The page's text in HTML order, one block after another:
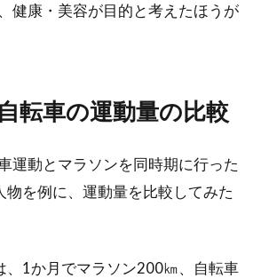
いくらお気に入りの自転車でも、メンテナンス
を怠ったり、軽い不具合を修理せずに放置した
取り付け・交換できる？
健康・美容が目的と考えたほうが
転車の運動量の比較
運動とマラソンを同時期に行った
物を例に、運動量を比較してみた
、1か月でマラソン200㎞、自転車